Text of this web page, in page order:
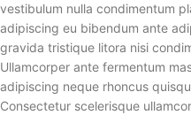
vestibulum nulla condimentum
adipiscing eu bibendum ante
gravida tristique litora nisi
Ullamcorper ante fermentum
adipiscing neque rhoncus
Consectetur scelerisque